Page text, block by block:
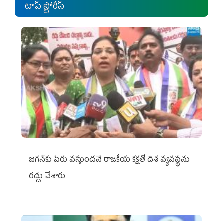
టాప్ స్టోరీస్
జగన్‌కు పేరు వస్తుందనే రాజకీయ కక్షతో దిశ వ్య‌వ‌స్థ‌ను
రద్దు చేశారు